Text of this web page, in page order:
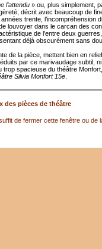
l’attendu » ou, plus simplement,
décrit avec beaucoup de
trente, l’incompréhension
louvoyer dans le carcan des
de l’entre deux
déjà obscurément sans
de la pièce, mettent bien en
par ce marivaudage subtil,
spacieuse du théâtre
Silvia Monfort 15e
des pièces de théâtre
de fermer cette fenêtre ou de